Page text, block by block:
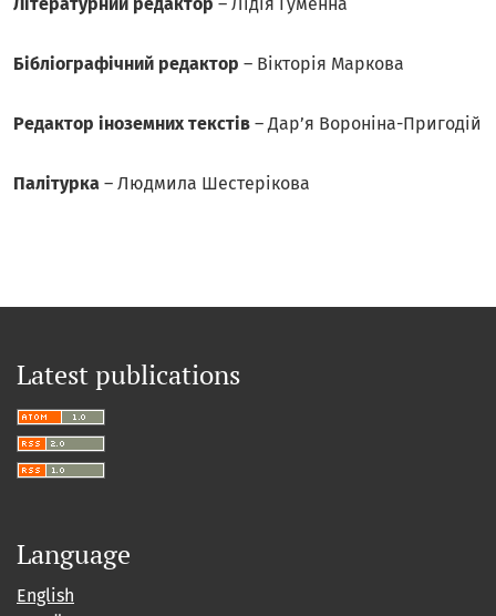
Бібліографічний редактор – Вікторія Маркова
Редактор іноземних текстів – Дар’я Вороніна-Пригодій
Палітурка – Людмила Шестерікова
Latest publications
Language
English